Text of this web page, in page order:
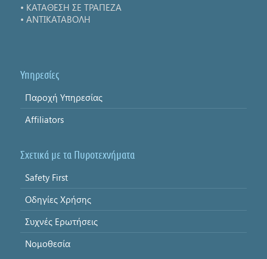
• ΚΑΤΑΘΕΣΗ ΣΕ ΤΡΑΠΕΖΑ
• ΑΝΤΙΚΑΤΑΒΟΛΗ
Υπηρεσίες
Παροχή Υπηρεσίας
Affiliators
Σχετικά με τα Πυροτεχνήματα
Safety First
Οδηγίες Χρήσης
Συχνές Ερωτήσεις
Νομοθεσία